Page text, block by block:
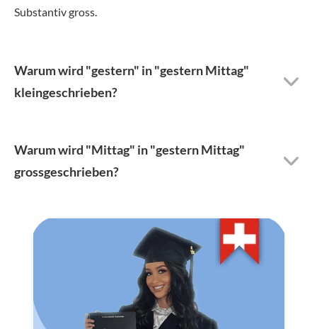
Substantiv gross.
Warum wird "gestern" in "gestern Mittag"
kleingeschrieben?
Warum wird "Mittag" in "gestern Mittag"
grossgeschrieben?